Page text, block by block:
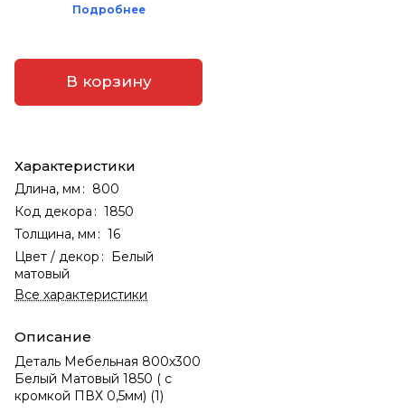
Подробнее
В корзину
Характеристики
Длина, мм : 800
Код декора : 1850
Толщина, мм : 16
Цвет / декор : Белый
матовый
Все характеристики
Описание
Деталь Мебельная 800х300
Белый Матовый 1850 ( с
кромкой ПВХ 0,5мм) (1)